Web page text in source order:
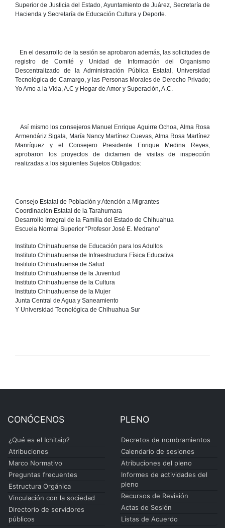
Superior de Justicia del Estado, Ayuntamiento de Juárez, Secretaría de
Hacienda y Secretaría de Educación Cultura y Deporte.
En el desarrollo de la sesión se aprobaron además, las solicitudes de
registro de Comité y Unidad de Información del Organismo
Descentralizado de la Administración Pública Estatal, Universidad
Tecnológica de Camargo, y las Personas Morales de Derecho Privado;
Yo Amo a la Vida, A.C y Hogar de Amor y Superación, A.C.
Así mismo los consejeros Manuel Enrique Aguirre Ochoa, Alma Rosa
Armendáriz Sigala, María Nancy Martínez Cuevas, Alma Rosa Martínez
Manríquez y el Consejero Presidente Enrique Medina Reyes,
aprobaron los proyectos de dictamen de visitas de inspección
realizadas a los siguientes Sujetos Obligados:
Consejo Estatal de Población y Atención a Migrantes
Coordinación Estatal de la Tarahumara
Desarrollo Integral de la Familia del Estado de Chihuahua
Escuela Normal Superior “Profesor José E. Medrano”
Instituto Chihuahuense de Educación para los Adultos
Instituto Chihuahuense de Infraestructura Física Educativa
Instituto Chihuahuense de Salud
Instituto Chihuahuense de la Juventud
Instituto Chihuahuense de la Cultura
Instituto Chihuahuense de la Mujer
Junta Central de Agua y Saneamiento
Y Universidad Tecnológica de Chihuahua Sur
CONÓCENOS
¿Qué es el Ichitaip?
Atribuciones
Marco Normativo
Preguntas frecuentes
Estructura Orgánica
Vinculación con la sociedad
Directorio de servidores
públicos
PLENO
Decretos de nombramientos
Calendario de sesiones
Atribuciones del pleno
Informes de actividades del
pleno
Recursos de Revisión
Actas de Sesión
Listas de Acuerdo